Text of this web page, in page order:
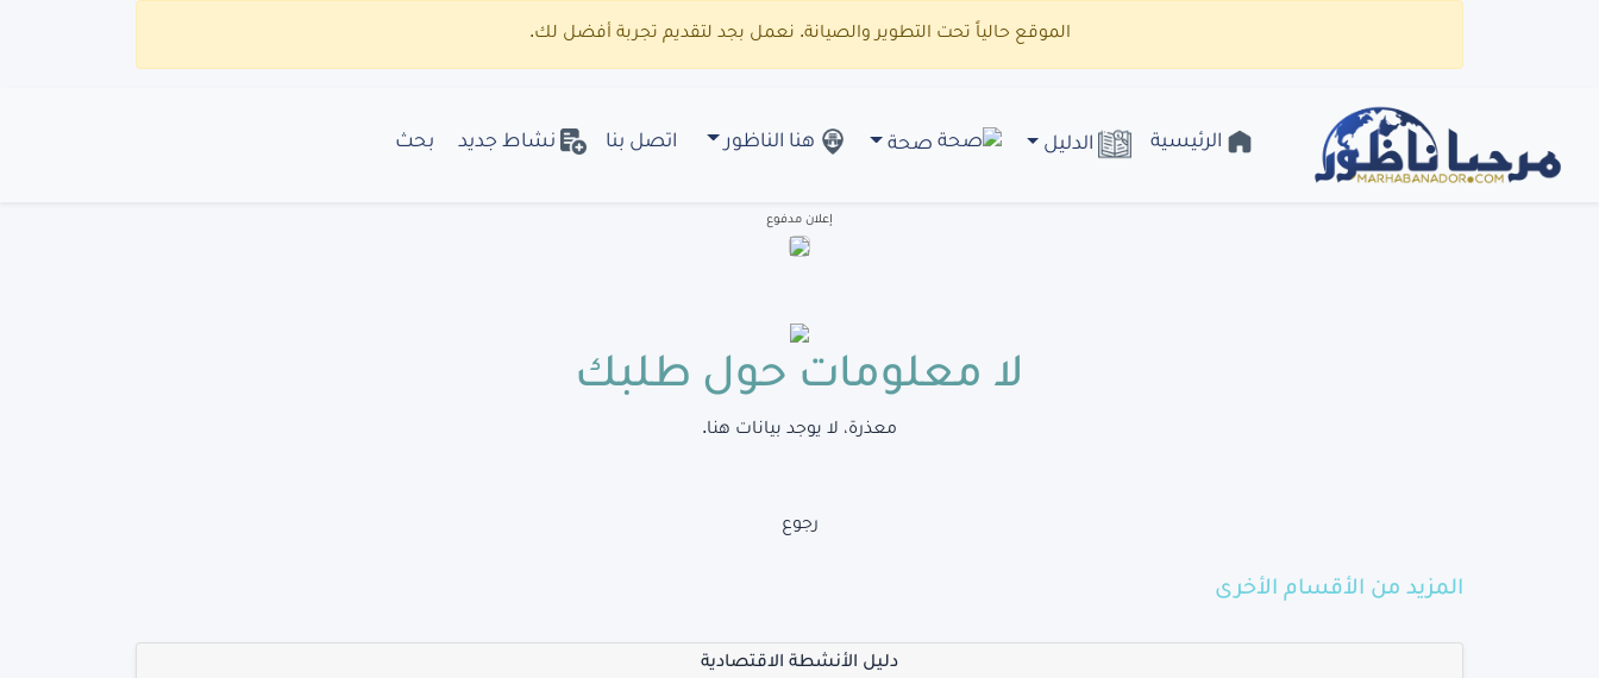
الموقع حالياً تحت التطوير والصيانة. نعمل بجد لتقديم تجربة أفضل لك.
الرئيسية الدليل صحة هنا الناظور اتصل بنا نشاط جديد بحث
إعلان مدفوع
لا معلومات حول طلبك
معذرة، لا يوجد بيانات هنا.
رجوع
المزيد من الأقسام الأخرى
دليل الأنشطة الاقتصادية